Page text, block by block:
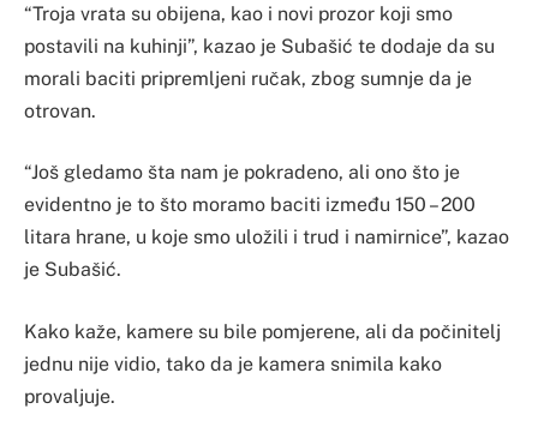
“Troja vrata su obijena, kao i novi prozor koji smo
postavili na kuhinji”, kazao je Subašić te dodaje da su
morali baciti pripremljeni ručak, zbog sumnje da je
otrovan.
“Još gledamo šta nam je pokradeno, ali ono što je
evidentno je to što moramo baciti između 150 – 200
litara hrane, u koje smo uložili i trud i namirnice”, kazao
je Subašić.
Kako kaže, kamere su bile pomjerene, ali da počinitelj
jednu nije vidio, tako da je kamera snimila kako
provaljuje.